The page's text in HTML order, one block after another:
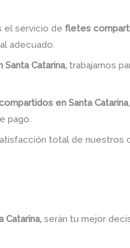
el servicio defletes
adecuado.
Catarina, trabajamos
en Santa Catarina
pago.
total de
Catarina,serán tu mejor